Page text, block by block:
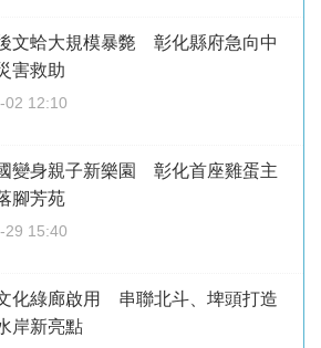
文蛤大規模暴斃 彰化縣府急向中
害救助
02 12:10
變身親子新樂園 彰化首座雞蛋主
腳芳苑
29 15:40
化綠廊啟用 串聯北斗、埤頭打造
岸新亮點